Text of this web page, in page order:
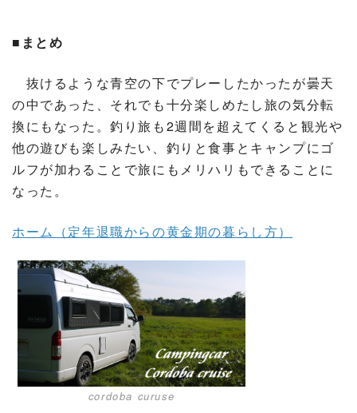
■まとめ
抜けるような青空の下でプレーしたかったが曇天
の中であった、それでも十分楽しめたし旅の気分転
換にもなった。釣り旅も2週間を超えてくると観光や
他の遊びも楽しみたい、釣りと食事とキャンプにゴ
ルフが加わることで旅にもメリハリもできることに
なった。
ホーム（定年退職からの黄金期の暮らし方）
cordoba curuse